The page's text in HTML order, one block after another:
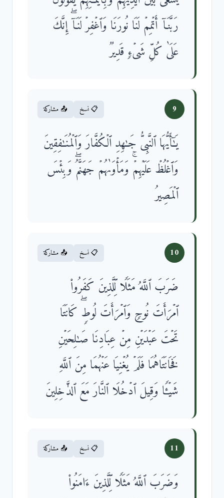
رَبَّنَاۤ أَتۡمِمۡ لَنَا نُورَنَا وَٱغۡفِرۡ لَنَاۤۖ إِنَّكَ
عَلَىٰ كُلِّ شَیۡءࣲ قَدِیرࣱ
9 📋 نسخ 📤 مشاركة
یَـٰۤأَیُّهَا ٱلنَّبِیُّ جَـٰهِدِ ٱلۡكُفَّارَ وَٱلۡمُنَـٰفِقِینَ
وَٱغۡلُظۡ عَلَیۡهِمۡۚ وَمَأۡوَىٰهُمۡ جَهَنَّمُۖ وَبِئۡسَ
ٱلۡمَصِیرُ
10 📋 نسخ 📤 مشاركة
ضَرَبَ ٱللَّهُ مَثَلࣰا لِّلَّذِینَ كَفَرُوا۟
ٱمۡرَأَتَ نُوحࣲ وَٱمۡرَأَتَ لُوطࣲۖ كَانَتَا
تَحۡتَ عَبۡدَیۡنِ مِنۡ عِبَادِنَا صَـٰلِحَیۡنِ
فَخَانَتَاهُمَا فَلَمۡ یُغۡنِیَا عَنۡهُمَا مِنَ ٱللَّهِ
شَیۡـࣰٔا وَقِیلَ ٱدۡخُلَا ٱلنَّارَ مَعَ ٱلدَّ ٰ⁠خِلِینَ
11 📋 نسخ 📤 مشاركة
وَضَرَبَ ٱللَّهُ مَثَلࣰا لِّلَّذِینَ ءَامَنُوا۟